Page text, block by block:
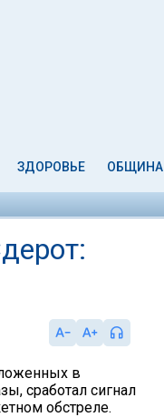
ЗДОРОВЬЕ ОБЩИНА
в
сработал сигнал
обстреле.